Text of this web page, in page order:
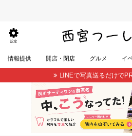
設定
情報提供 開店・閉店 グルメ イ
LINEで写真送るだけで